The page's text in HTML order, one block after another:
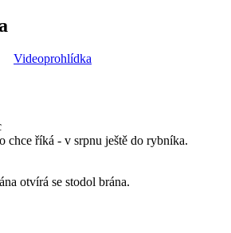
Videoprohlídka
chce říká - v srpnu ještě do rybníka.
otvírá se stodol brána.